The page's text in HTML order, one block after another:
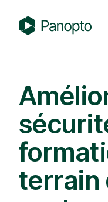
p
o
terrain